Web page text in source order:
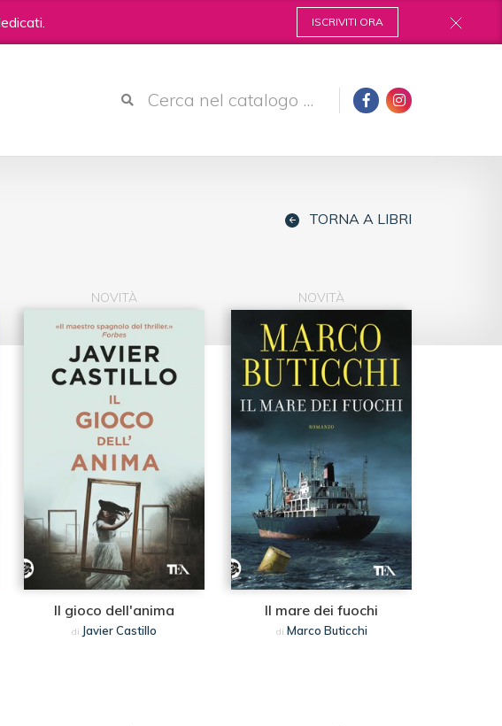
ISCRIVITI ORA
TORNA A LIBRI
NOVITÀ
Il gioco dell'anima
di Javier Castillo
NOVITÀ
Il mare dei fuochi
di Marco Buticchi